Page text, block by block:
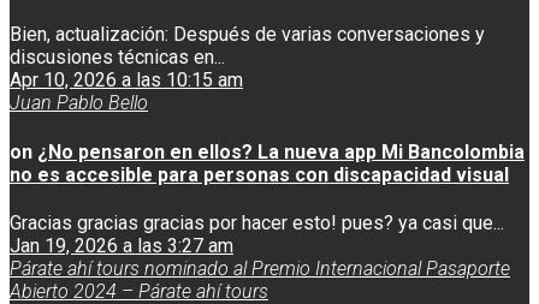
Bien, actualización: Después de varias conversaciones y
discusiones técnicas en...
Apr 10, 2026 a las 10:15 am
Juan Pablo Bello
on ¿No pensaron en ellos? La nueva app Mi Bancolombia
no es accesible para personas con discapacidad visual
Gracias gracias gracias por hacer esto! pues? ya casi que...
Jan 19, 2026 a las 3:27 am
Párate ahí tours nominado al Premio Internacional Pasaporte
Abierto 2024 – Párate ahí tours